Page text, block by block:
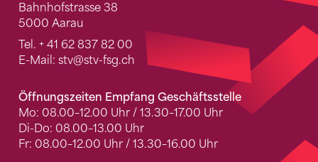
Bahnhofstrasse 38
5000 Aarau
Tel. + 41 62 837 82 00
E-Mail: stv@stv-fsg.ch
Öffnungszeiten Empfang Geschäftsstelle
Mo: 08.00–12.00 Uhr / 13.30–17.00 Uhr
Di-Do: 08.00–13.00 Uhr
Fr: 08.00–12.00 Uhr / 13.30–16.00 Uhr